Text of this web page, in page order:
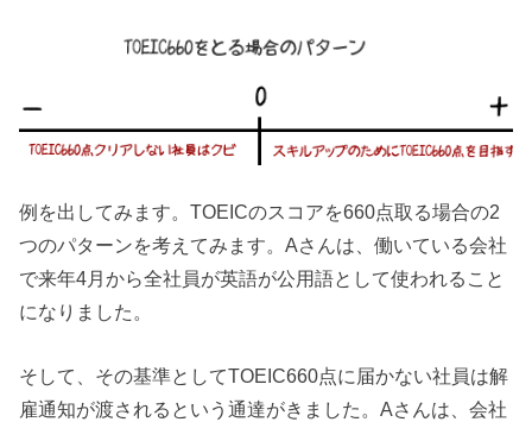
例を出してみます。TOEICのスコアを660点取る場合の2
つのパターンを考えてみます。Aさんは、働いている会社
で来年4月から全社員が英語が公用語として使われること
になりました。
そして、その基準としてTOEIC660点に届かない社員は解
雇通知が渡されるという通達がきました。Aさんは、会社